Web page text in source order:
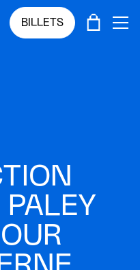
BILLETS PANIER